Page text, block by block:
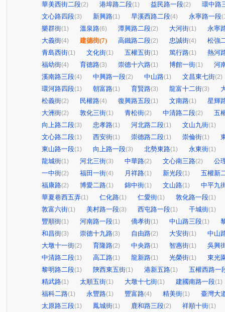
華美西街二段(2) 港埠路二段(1) 益民路一段(2)
環中路
文心路四段(3) 新興路(1) 旱溪西路二段(4) 永寧路一段
樂群街(1) 溫泉路(6) 潭興路二段(2) 大河街(1)
永寧
大義街(4) 建德街(7) 高鐵路二段(2) 忠誠街(4)
松強
青島西街(1) 文化街(1) 五權五街(1) 篤行路(1)
熱河
福幼街(4) 育德路(3) 崇德十六路(1) 博館一街(1)
河
溪南路三段(4) 中興路一段(2) 中山路(1) 文昌東七街(2)
環河路四段(1) 朝富路(1) 育賢路(3) 龍富十二街(3)
松義街(2) 民權路(4) 復興路五段(1) 文南路(1)
星輝
大洲街(2) 敦化三街(1) 青松街(2) 中清路二段(2)
五
向上路二段(3) 忠孝路(1) 河北路二段(1) 文山九街(1)
文心路二段(1) 西安街(1) 崇德路二段(1) 崇倫街(1)
東山路一段(1) 向上路一段(3) 北勢東路(1) 永東街(1)
龍城街(1) 河北三街(3) 中華路(2) 文心南三路(2)
公
一中街(2) 福田一街(4) 月祥路(1) 新光段(1)
五權新
福康路(2) 博愛二路(1) 錦中街(1) 文山路(1)
中平九
華夏巷西五弄(1) 仁化路(1) 仁愛街(1) 敦化路一段(1)
敦富六街(1) 美村路一段(3) 西屯路一段(1) 干城街(1)
豐順街(1) 河南路一段(1) 僑孝街(1) 中山路三段(1)
和昌街(3) 崇德十九路(3) 自由路(2) 大安街(1)
中山
大墩十一街(2) 育隆路(2) 中央路(1) 智惠街(1)
吳興
中清路二段(1) 高工路(1) 龍新路(1) 光榮街(1)
東光
黎明路二段(1) 陝西東五街(1) 港新五路(1)
五權西路一
精武路(1) 太順五街(1) 大墩十七街(1) 建國南路一段(1)
福科二路(1) 永豐路(1) 豐富路(4) 精美街(1)
臺灣大
太原路三段(1) 鳳城街(1) 鹿和路三段(2) 祥順十街(1)